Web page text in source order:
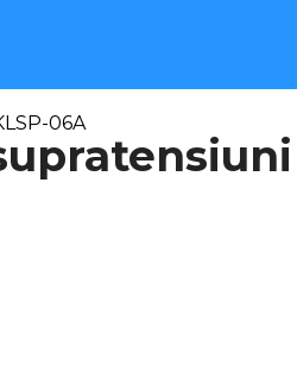
06A